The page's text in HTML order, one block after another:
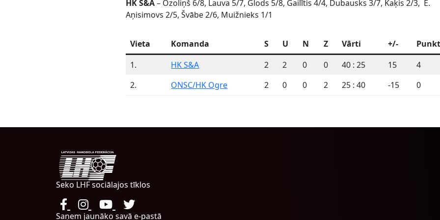
HK S&A– Ozoliņš 6/8, Lauva 5/7, Glods 5/8, Gailītis 4/4, Dubausks 3/7, Kaķis 2/3, E.
Aņisimovs 2/5, Švābe 2/6, Muižnieks 1/1
Vieta Komanda S U N Z Vārti +/-
1.
HK S&A 2 2 0 0 40 : 25 15
4
2.
ONSC/HK Ogre 2 0 0 2 25 : 40 -15 0
Seko LHF sociālajos tīklos
Saņem jaunāko savā e-pastā